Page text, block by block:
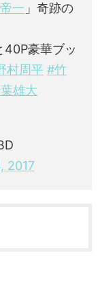
一 」奇跡の
40P豪華ブッ
村周平 #竹
雄大
2017